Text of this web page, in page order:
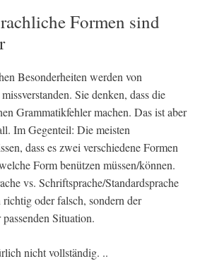
Formen sind
Besonderheiten werden von
Sie denken, dass die
Grammatikfehler machen. Das ist aber
Im Gegenteil: Die meisten
dass es zwei verschiedene Formen
Form benützen müssen/können.
vs. Schriftsprache/Standardsprache
oder falsch, sondern der
Situation.
nicht vollständig. ..